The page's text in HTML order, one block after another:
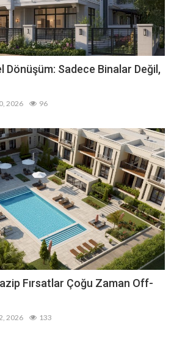
Sadece Binalar Değil,
2026 96
Fırsatlar Çoğu Zaman Off-
2026 133